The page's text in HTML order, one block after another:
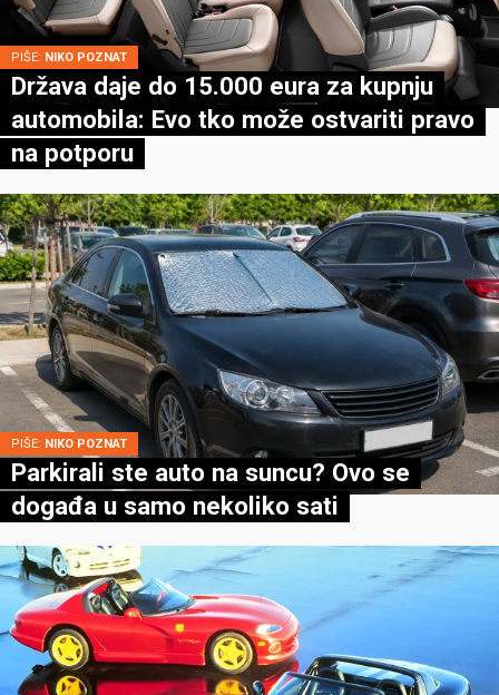
PIŠE: NIKO POZNAT
Država daje do 15.000 eura za kupnju
automobila: Evo tko može ostvariti pravo
na potporu
PIŠE: NIKO POZNAT
Parkirali ste auto na suncu? Ovo se
događa u samo nekoliko sati